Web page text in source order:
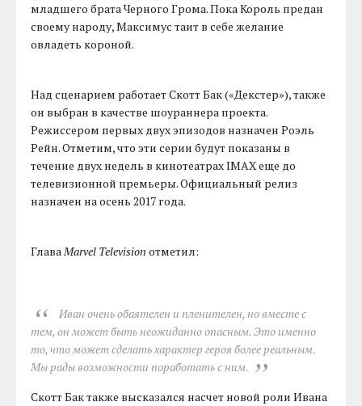
младшего брата Черного Грома. Пока Король предан
своему народу, Максимус таит в себе желание
овладеть короной.
Над сценарием работает Скотт Бак («Декстер»), также
он выбран в качестве шоураннера проекта.
Режиссером первых двух эпизодов назначен Роэль
Рейн. Отметим, что эти серии будут показаны в
течение двух недель в кинотеатрах IMAX еще до
телевизионной премьеры. Официальный релиз
назначен на осень 2017 года.
ГлаваMarvel Television отметил:
Иван очень обаятелен и пленителен, но вместе с
тем, он может быть неожиданно опасным. Это именно
то, что может сделать характер героя более реальным.
Мы рады возможности поработать с ним.
Скотт Бак также высказался насчет новой роли Ивана